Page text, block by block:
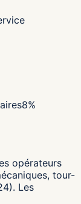
8%
opérateurs
tour-
Les